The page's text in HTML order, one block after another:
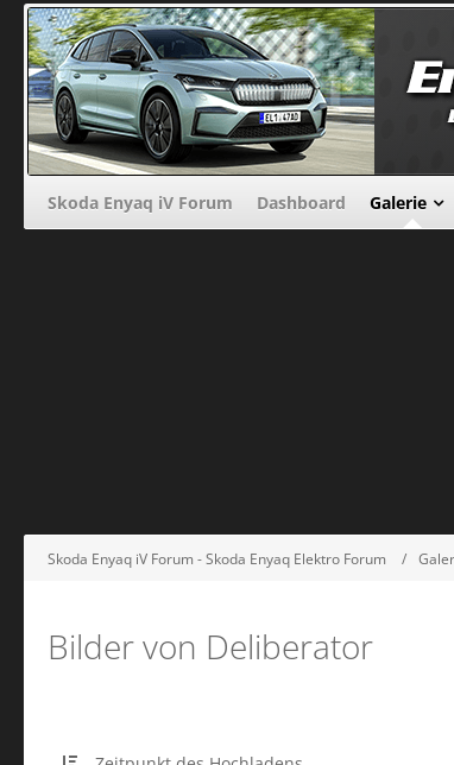
Skoda Enyaq iV Forum Dashboard Galerie
Skoda Enyaq iV Forum - Skoda Enyaq Elektro Forum
Bilder von Deliberator